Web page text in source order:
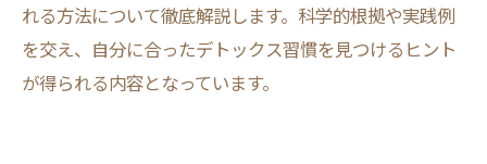
れる方法について徹底解説します。科学的根拠や実践例
を交え、自分に合ったデトックス習慣を見つけるヒント
が得られる内容となっています。